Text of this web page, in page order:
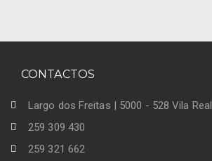
CONTACTOS
Largo dos Freitas | 5000 - 528 Vila Real
259 309 430
259 321 662